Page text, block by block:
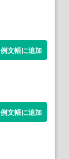
例文帳に追加
例文帳に追加